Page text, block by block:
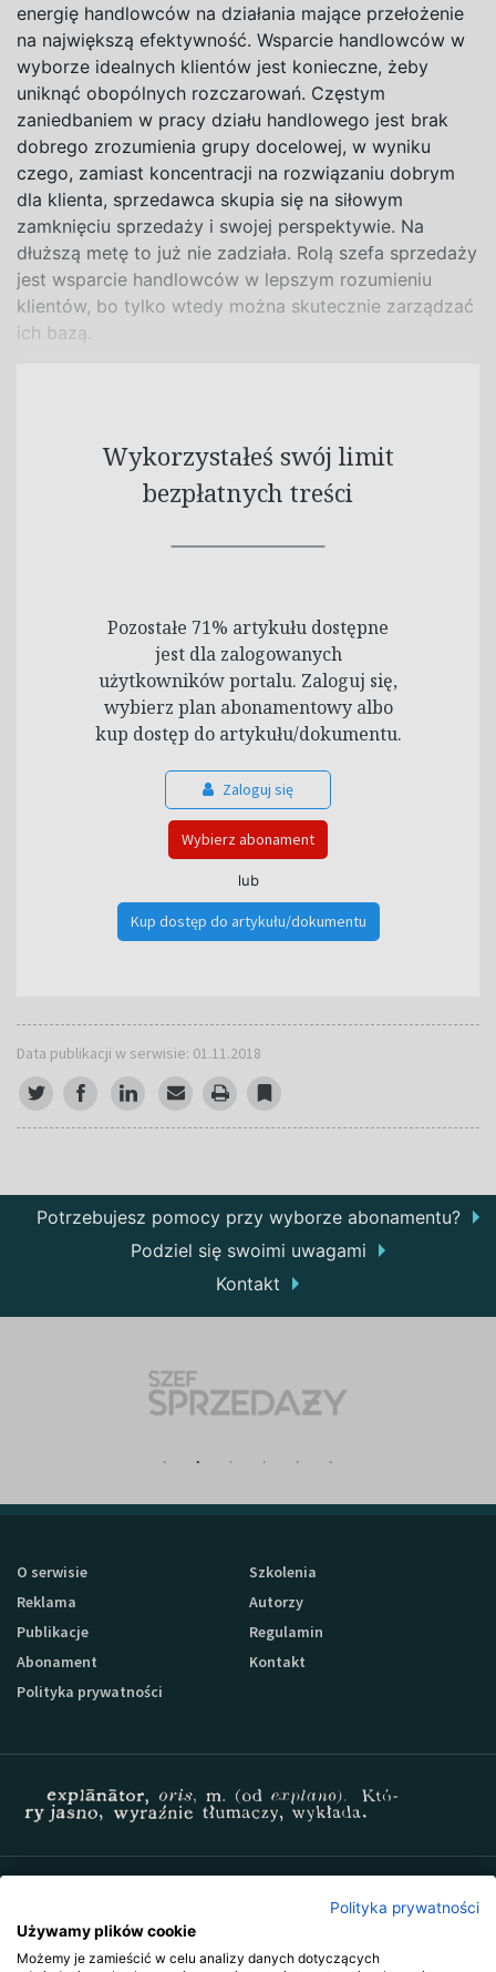
energię handlowców na działania mające przełożenie
na największą efektywność. Wsparcie handlowców w
wyborze idealnych klientów jest konieczne, żeby
uniknąć obopólnych rozczarowań. Częstym
zaniedbaniem w pracy działu handlowego jest brak
dobrego zrozumienia grupy docelowej, w wyniku
czego, zamiast koncentracji na rozwiązaniu dobrym
dla klienta, sprzedawca skupia się na siłowym
zamknięciu sprzedaży i swojej perspektywie. Na
dłuższą metę to już nie zadziała. Rolą szefa sprzedaży
jest wsparcie handlowców w lepszym rozumieniu
klientów, bo tylko wtedy można skutecznie zarządzać
ich bazą.
Wykorzystałeś swój limit
bezpłatnych treści
Pozostałe 71% artykułu dostępne
jest dla zalogowanych
użytkowników portalu. Zaloguj się,
wybierz plan abonamentowy albo
kup dostęp do artykułu/dokumentu.
Zaloguj się
Wybierz abonament
lub
Kup dostęp do artykułu/dokumentu
Data publikacji w serwisie: 01.11.2018
Potrzebujesz pomocy przy wyborze abonamentu?
Podziel się swoimi uwagami
Kontakt
O serwisie
Szkolenia
Reklama
Autorzy
Publikacje
Regulamin
Abonament
Kontakt
Polityka prywatności
Polityka prywatności
Używamy plików cookie
Możemy je zamieścić w celu analizy danych dotyczących